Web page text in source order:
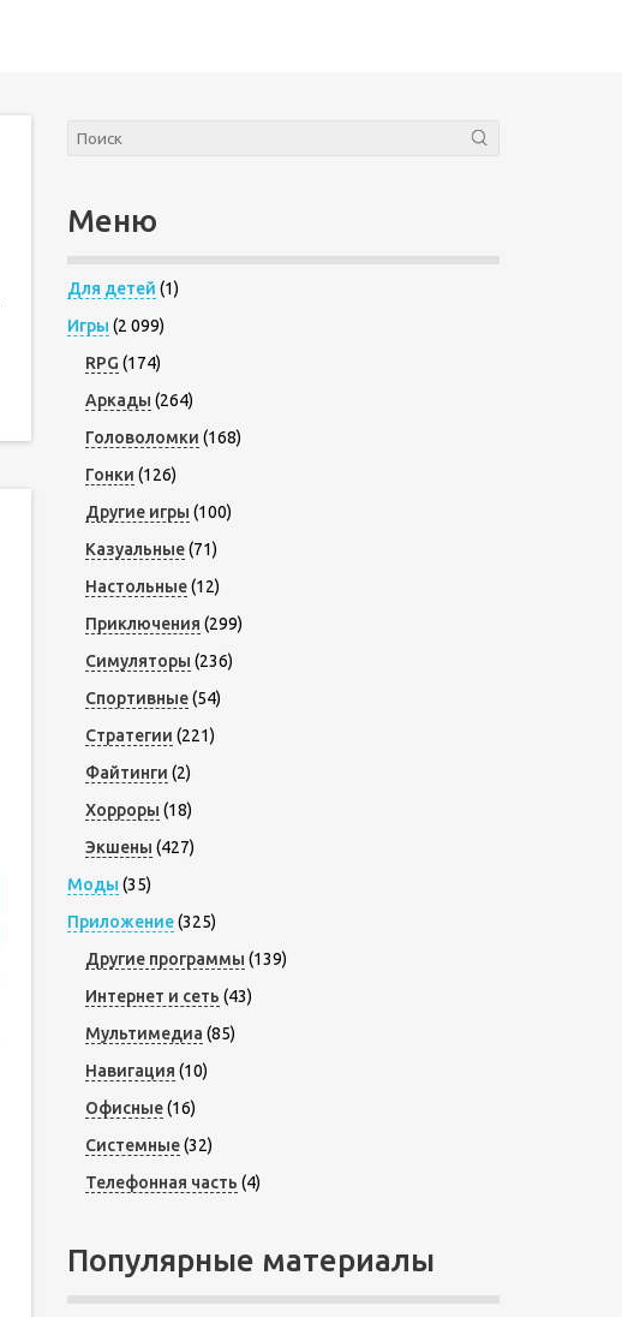
Меню
Для детей (1)
Игры (2 099)
RPG (174)
Аркады (264)
Головоломки (168)
Гонки (126)
Другие игры (100)
Казуальные(71)
Настольные(12)
Приключения (299)
Симуляторы (236)
Спортивные(54)
Стратегии (221)
Файтинги (2)
Хорроры (18)
Экшены (427)
Моды (35)
Приложение(325)
Другие программы (139)
Интернет и сеть (43)
Мультимедиа (85)
Навигация (10)
Офисные(16)
Системные(32)
Телефонная часть (4)
Популярные материалы